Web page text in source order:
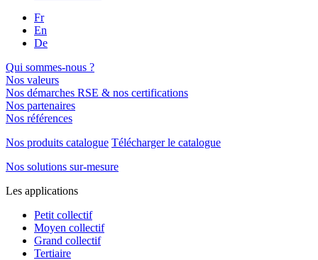
Fr
En
De
Qui sommes-nous ?
Nos valeurs
Nos démarches RSE & nos certifications
Nos partenaires
Nos références
Nos produits catalogue Télécharger le catalogue
Nos solutions sur-mesure
Les applications
Petit collectif
Moyen collectif
Grand collectif
Tertiaire